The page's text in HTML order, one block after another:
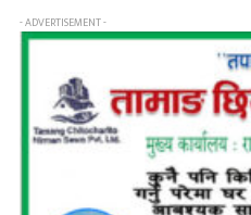
- ADVERTISEMENT -